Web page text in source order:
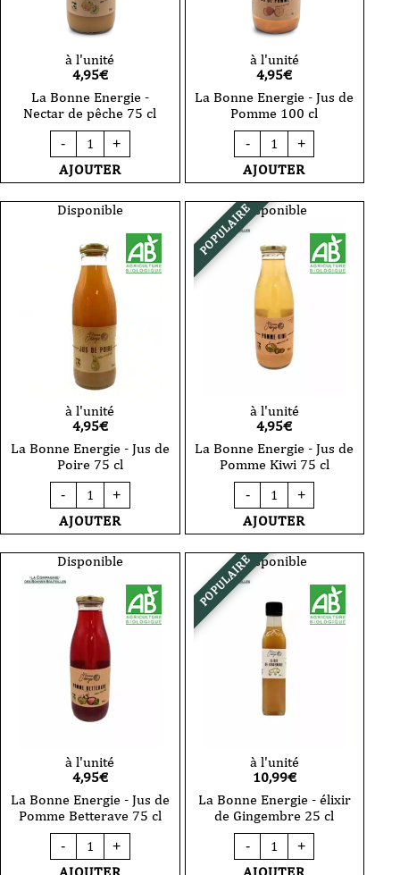
à l'unité
4,95€
La Bonne Energie -
Nectar de pêche 75 cl
-
quantité
de
La
Bonne
-
Nectar
pêche
75
cl
+
AJOUTER
à l'unité
4,95€
La Bonne Energie - Jus de
Pomme 100 cl
-
quantité
de
La
Bonne
-
Jus
Pomme
100
cl
+
AJOUTER
Disponible
à l'unité
4,95€
La Bonne Energie - Jus de
Poire 75 cl
-
quantité
de
La
Bonne
-
Jus
Poire
75
cl
+
AJOUTER
POPULAIREDisponible
à l'unité
4,95€
La Bonne Energie - Jus de
Pomme Kiwi 75 cl
-
quantité
de
La
Bonne
-
Jus
Pomme
Kiwi
75
cl
+
AJOUTER
Disponible
à l'unité
4,95€
La Bonne Energie - Jus de
Pomme Betterave 75 cl
-
quantité
de
La
+
POPULAIREDisponible
à l'unité
10,99€
La Bonne Energie - élixir
de Gingembre 25 cl
-
quantité
de
La
+